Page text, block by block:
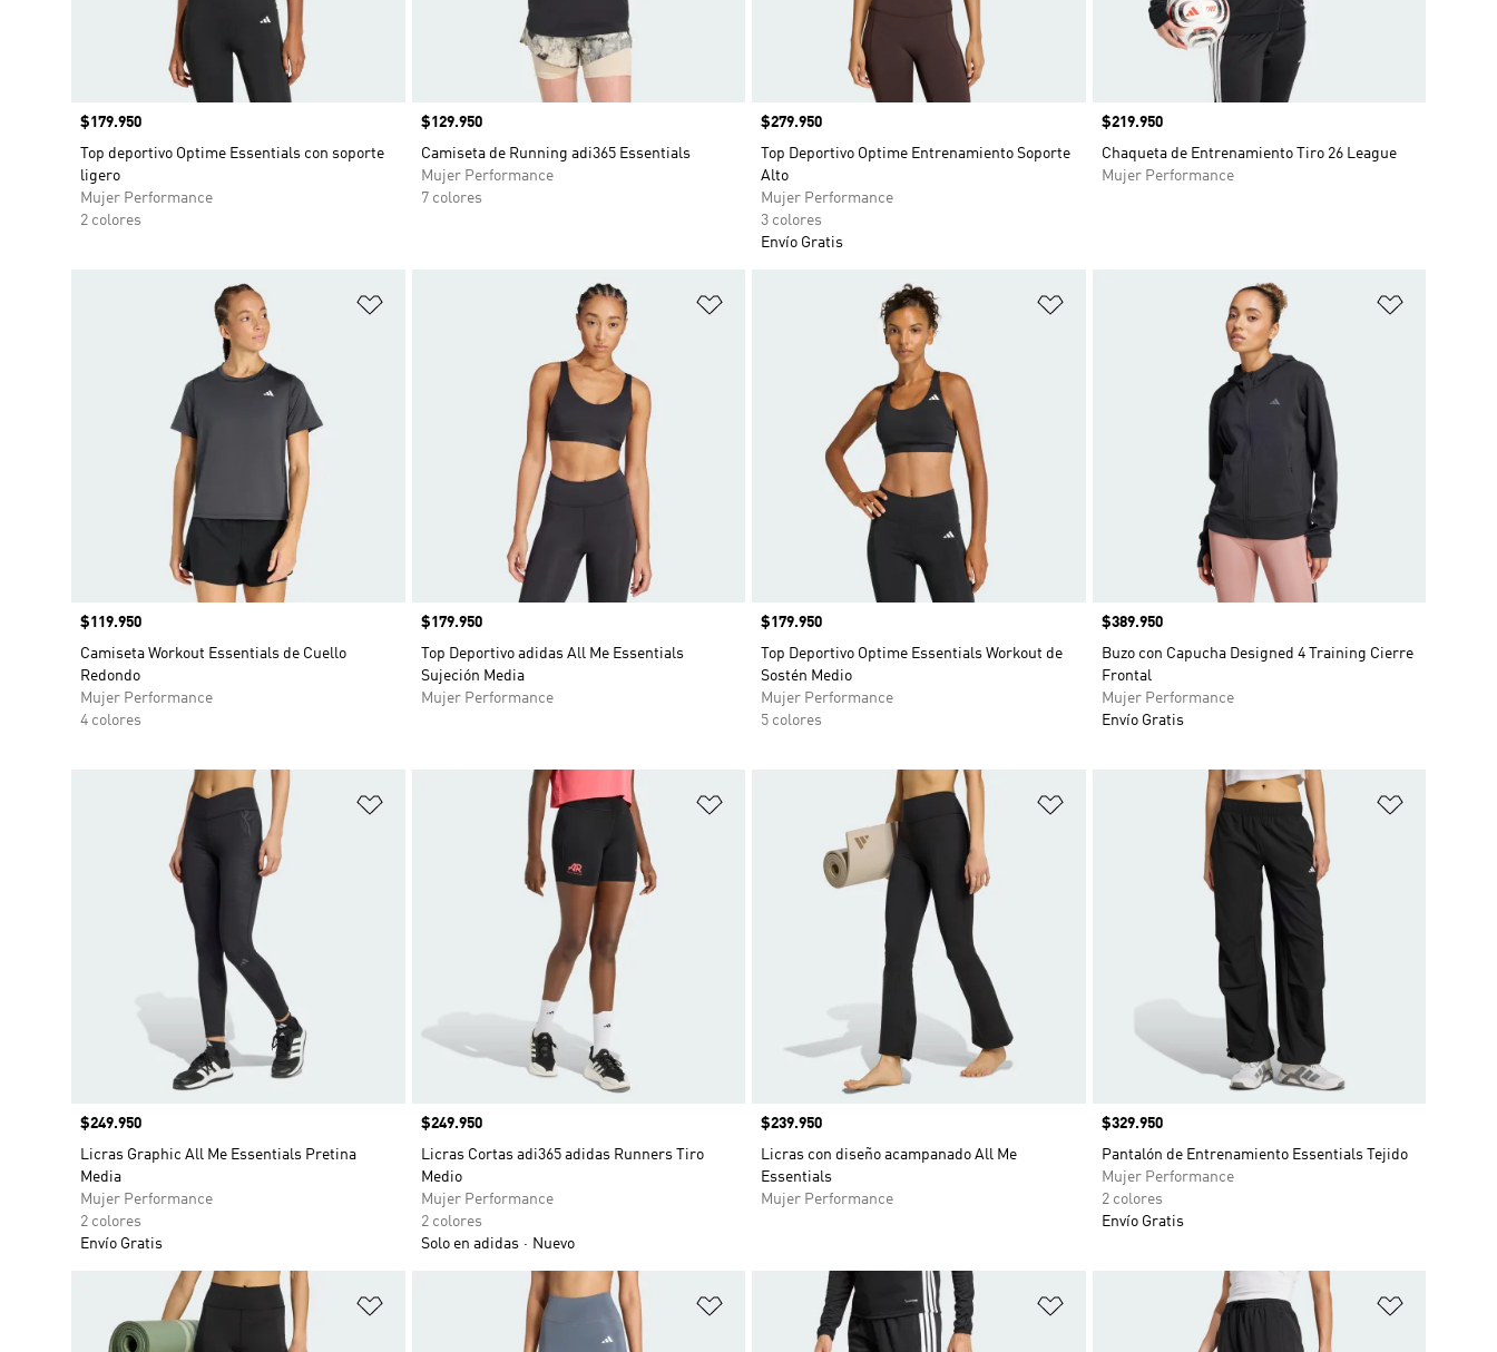
Precio
$179.950
Top deportivo Optime Essentials con soporte
ligero
Mujer Performance
2 colores
Precio
$129.950
Camiseta de Running adi365 Essentials
Mujer Performance
7 colores
Precio
$279.950
Top Deportivo Optime Entrenamiento Soporte
Alto
Mujer Performance
3 colores
Envío Gratis
Precio
$219.950
Chaqueta de Entrenamiento Tiro 26 League
Mujer Performance
Añadir a la lista de deseos
Precio
$119.950
Camiseta Workout Essentials de Cuello
Redondo
Mujer Performance
4 colores
Añadir a la lista de deseos
Precio
$179.950
Top Deportivo adidas All Me Essentials
Sujeción Media
Mujer Performance
Añadir a la lista de deseos
Precio
$179.950
Top Deportivo Optime Essentials Workout de
Sostén Medio
Mujer Performance
5 colores
Precio
$389.950
Buzo con Capucha Designed 4 Training Cierre
Frontal
Mujer Performance
Envío Gratis
Añadir a la lista de deseos
Precio
$249.950
Licras Graphic All Me Essentials Pretina
Media
Mujer Performance
2 colores
Envío Gratis
Añadir a la lista de deseos
Precio
$249.950
Licras Cortas adi365 adidas Runners Tiro
Medio
Mujer Performance
2 colores
Solo en adidas
Nuevo
Añadir a la lista de deseos
Precio
$239.950
Licras con diseño acampanado All Me
Essentials
Mujer Performance
Precio
$329.950
Pantalón de Entrenamiento Essentials Tejido
Mujer Performance
2 colores
Envío Gratis
Añadir a la lista de deseos Añadir a la lista de deseos Añadir a la lista de deseos